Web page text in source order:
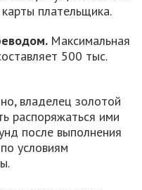
плательщика.
Максимальная
500 тыс.
владелец золотой
распоряжаться ими
после выполнения
условиям